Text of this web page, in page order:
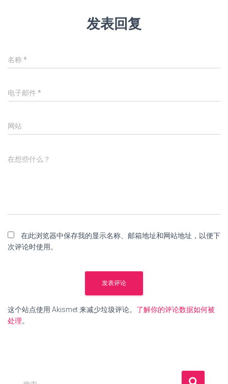
发表回复
名称*
电子邮件 *
网站
在想些什么？
在此浏览器中保存我的显示名称、邮箱地址和网站地址，以便下
次评论时使用。
这个站点使用 Akismet 来减少垃圾评论。 了解你的评论数据如何被
处理。
搜